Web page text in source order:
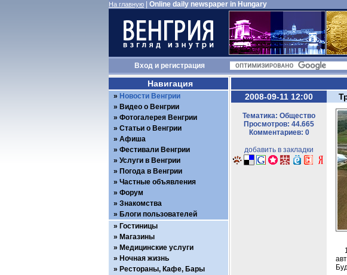
На главную Online daily newspaper in Hungary
Входи регистрация
2008-09-11 12:00
Тематика: Общество
Просмотров: 44.665
Комментариев: 0
добавить в закладки
Навигация
Новости Венгрии
Видео о Венгрии
Фотогалерея Венгрии
Статьи о Венгрии
Афиша
Фестивали Венгрии
Услуги в Венгрии
Погода в Венгрии
Частные объявления
Форум
Знакомства
Блоги пользователей
Гостиницы
Магазины
Медицинские услуги
Ночная жизнь
Рестораны, Кафе, Бары